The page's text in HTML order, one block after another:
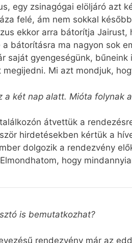
egy zsinagógai elöljáró azt
felé, ám nem sokkal
ekkor arra bátorítja
a bátorításra ma nagyon sok
saját gyengeségünk,
Mi azt mondjuk,
a két nap alatt. Mióta folynak
átvettük a
hirdetésekben kértük a
dolgozik a rendezvény
hogy
is bemutatkozhat?
rendezvény már az